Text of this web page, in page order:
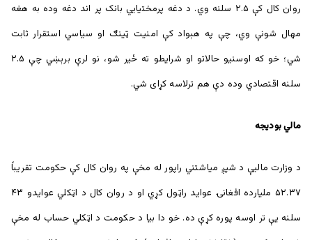
روان کال کې ۲.۵ سلنه وي. د دغه پرمختیايي بانک پر اند دغه وده به هغه
مهال شونې وي، چې په هېواد کې امنیت ټینګ او سیاسي استقرار ثابت
شي؛ خو که اوسنیو حالاتو او شرايطو ته ځیر شو، نو لرې برېښي چې ۲.۵
سلنه اقتصادي وده دې هم ترلاسه کړای شي.
مالي بودیجه
د وزارت مالیې د شپږ میاشتني راپور له مخې په روان کال کې حکومت تقریباً
۵۲.۳۷ ملیارده افغانۍ عواید راټول کړي او د روان کال د اټکلي عوایدو ۴۳
سلنه یې تر اوسه پوره کړې ده. خو دا بیا د حکومت د اټکلي حساب له مخې